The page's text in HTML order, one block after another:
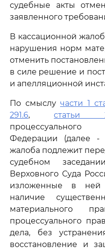
судебные акты
заявленного
В кассационной
нарушения норм
отменить
в силе решение и
и апелляционной
По смыслу части 1
291.6,статьи
процессуального
Федерации (далее -
жалоба подлежит
судебном
Верховного Суда
изложенные в ней
наличие
материального
процессуального
дела, без
восстановление и